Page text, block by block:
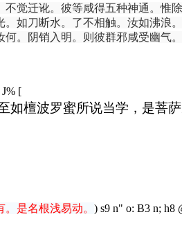
觉迁讹。彼等咸得五种神通。惟
如刀断水。了不相触。汝如沸
何。阴销入明。则彼群邪咸受幽气
[
如檀波罗蜜所说当学，是菩
是名根浅易动。 ) s9 n" o: B3 n; h8